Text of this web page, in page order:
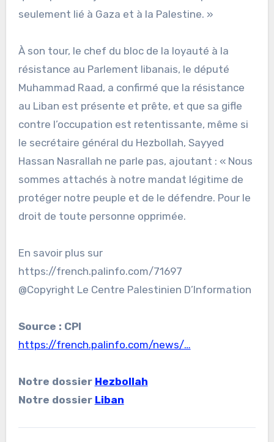
seulement lié à Gaza et à la Palestine. »
À son tour, le chef du bloc de la loyauté à la
résistance au Parlement libanais, le député
Muhammad Raad, a confirmé que la résistance
au Liban est présente et prête, et que sa gifle
contre l’occupation est retentissante, même si
le secrétaire général du Hezbollah, Sayyed
Hassan Nasrallah ne parle pas, ajoutant : « Nous
sommes attachés à notre mandat légitime de
protéger notre peuple et de le défendre. Pour le
droit de toute personne opprimée.
En savoir plus sur
https://french.palinfo.com/71697
@Copyright Le Centre Palestinien D’Information
Source : CPI
https://french.palinfo.com/news/…
Notre dossier Hezbollah
Notre dossier Liban